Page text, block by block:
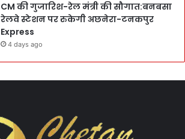
CM की गुजारिश-रेल मंत्री की सौगात:बनबसा
रेलवे स्टेशन पर रुकेगी अछनेरा-टनकपुर
Express
4 days ago